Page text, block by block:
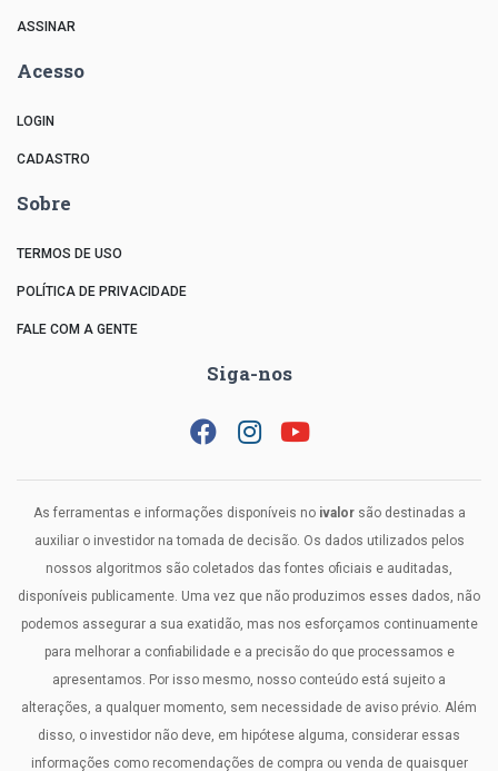
ASSINAR
Acesso
LOGIN
CADASTRO
Sobre
TERMOS DE USO
POLÍTICA DE PRIVACIDADE
FALE COM A GENTE
Siga-nos
As ferramentas e informações disponíveis no ivalorsão destinadas a
auxiliar o investidor na tomada de decisão. Os dados utilizados pelos
nossos algoritmos são coletados das fontes oficiais e auditadas,
disponíveis publicamente. Uma vez que não produzimos esses dados, não
podemos assegurar a sua exatidão, mas nos esforçamos continuamente
para melhorar a confiabilidade e a precisão do que processamos e
apresentamos. Por isso mesmo, nosso conteúdo está sujeito a
alterações, a qualquer momento, sem necessidade de aviso prévio. Além
disso, o investidor não deve, em hipótese alguma, considerar essas
informações como recomendações de compra ou venda de quaisquer